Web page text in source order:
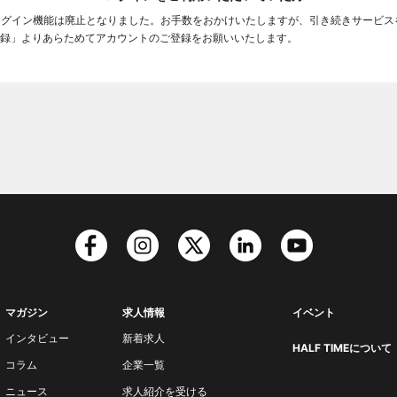
イン機能は廃止となりました。お手数をおかけいたしますが、引き続きサービス
」よりあらためてアカウントのご登録をお願いいたします。
マガジン
インタビュー
コラム
ニュース
求人情報
新着求人
企業一覧
求人紹介を受ける
イベント
HALF TIMEについて